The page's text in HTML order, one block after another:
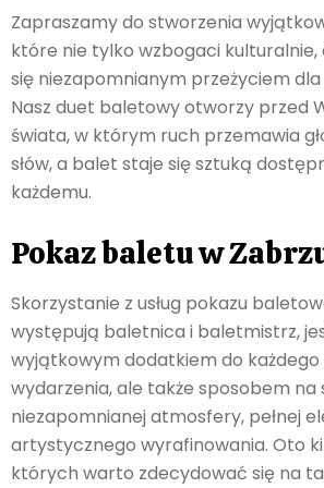
Zapraszamy do stworzenia
które nie tylko wzbogaci kulturalnie,
się niezapomnianym przeżyciem
Nasz duet baletowy otworzy przed
świata, w którym ruch przemawia
słów, a balet staje się sztuką
każdemu.
Pokaz baletu w
Skorzystanie z usług pokazu
występują baletnica i baletmistrz,
wyjątkowym dodatkiem do każdego
wydarzenia, ale także sposobem na
niezapomnianej atmosfery, pełnej
artystycznego wyrafinowania. Oto
których warto zdecydować się na